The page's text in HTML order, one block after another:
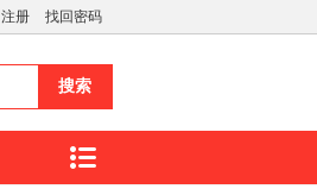
注册 找回密码
搜索